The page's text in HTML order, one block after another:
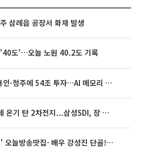
삼례읍 공장서 화재 발생
도'…오늘 노원 40.2도 기록
SK하이닉스, 용인·청주에 54조 투자…AI 메모리 생산기지 키운다
[특징주] 반도체 온기 탄 2차전지...삼성SDI, 장 초반 7% 넘게 껑충
'2TV 생생정보' 오늘방송맛집- 배우 강성진 단골! 쌀국수ㆍ푸팟퐁 커리 맛집 '블○○○'